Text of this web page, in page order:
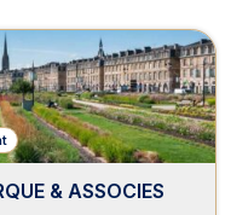
& ASSOCIES